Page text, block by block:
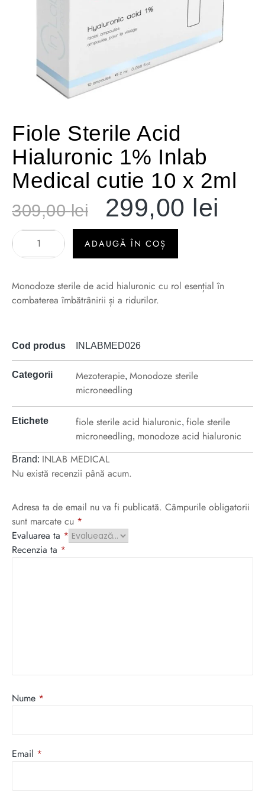
Fiole Sterile Acid
Hialuronic 1% Inlab
Medical cutie 10 x 2ml
309,00lei 299,00 lei
ADAUGĂ ÎN COȘ
Monodoze sterile de acid hialuronic cu rol esențial în
combaterea îmbătrânirii și a ridurilor.
Cod produs INLABMED026
Categorii Mezoterapie, Monodoze sterile
microneedling
Etichete fiole sterile acid hialuronic, fiole sterile
microneedling, monodoze acid hialuronic
Brand: INLAB MEDICAL
Nu există recenzii până acum.
Adresa ta de email nu va fi publicată. Câmpurile obligatorii
sunt marcate cu *
Evaluarea ta *
Recenzia ta *
Nume *
Email *